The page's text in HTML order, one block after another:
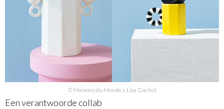
© Maisons du Monde x Lisa Gachet
Een verantwoorde collab